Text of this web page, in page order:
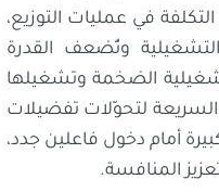
في عمليات التوزيع،
وتُضعف القدرة
الضخمة وتشغيلها
السريعة لتحوّلات تفضيلات
أمام دخول فاعلين جدد،
المنافسة.